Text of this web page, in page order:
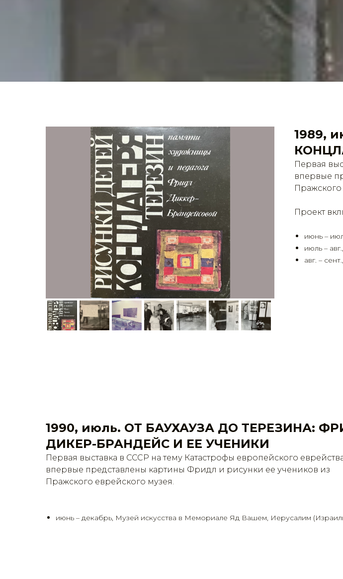
1989,
Первая
впервые
Пражского
Проект
июнь –
июль –
авг. –
1990, июль. ОТ БАУХАУЗА ДО ТЕРЕЗИНА:
ДИКЕР-БРАНДЕЙС И ЕЕ УЧЕНИКИ
Первая выставка в СССР на тему Катастрофы европейского
впервые представлены картины Фридл и рисунки ее учеников из
Пражского еврейского музея.
июнь – декабрь, Музей искусства в Мемориале Яд Вашем, Иерусалим